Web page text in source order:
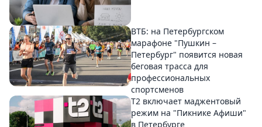
ВТБ: на Петербургском
марафоне "Пушкин –
Петербург" появится новая
беговая трасса для
профессиональных
спортсменов
Т2 включает маджентовый
режим на "Пикнике Афиши"
в Петербурге